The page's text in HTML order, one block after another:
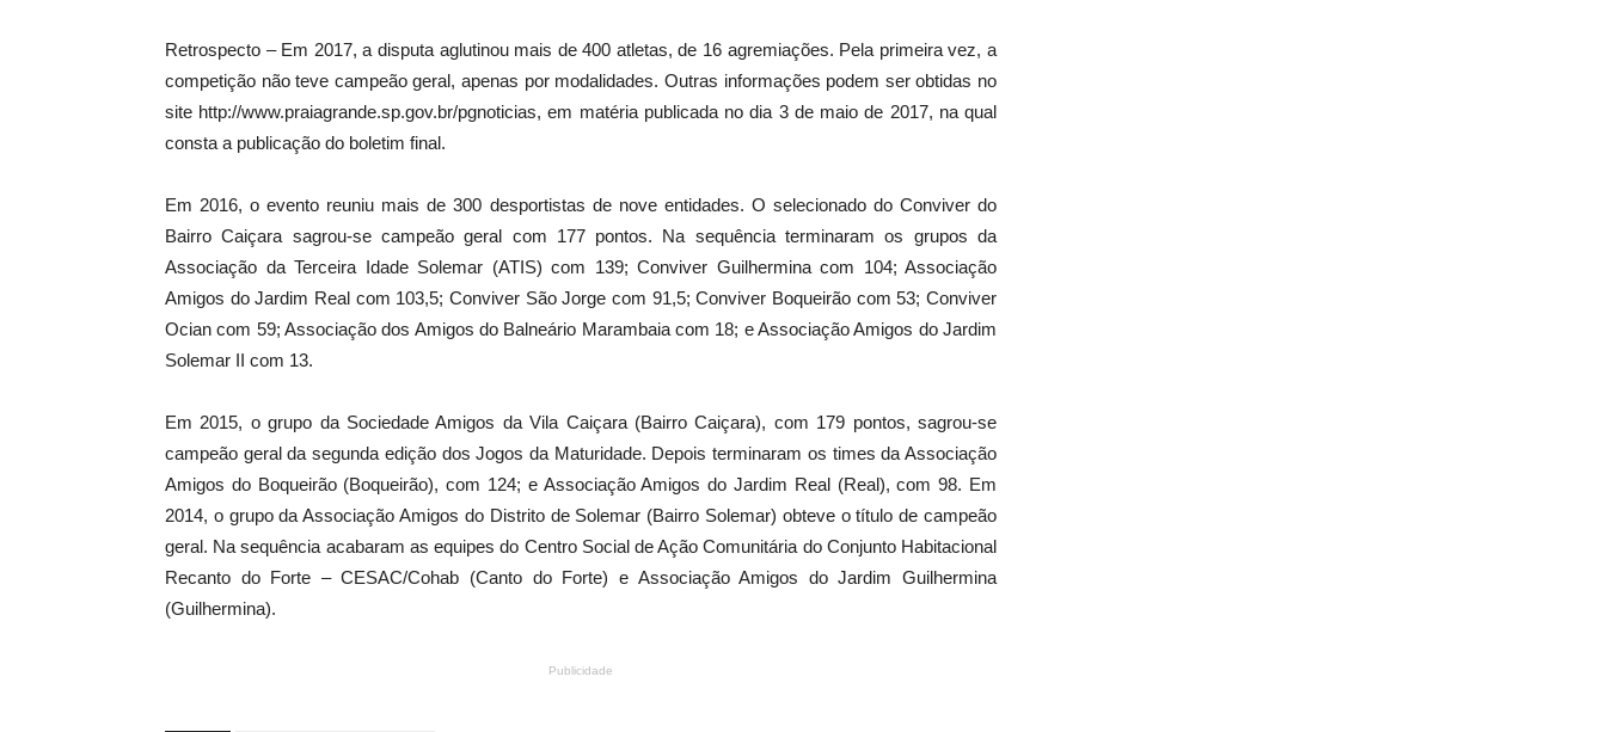
Retrospecto – Em 2017, a disputa aglutinou mais de 400 atletas, de 16 agremiações. Pela primeira vez, a
competição não teve campeão geral, apenas por modalidades. Outras informações podem ser obtidas no
site http://www.praiagrande.sp.gov.br/pgnoticias, em matéria publicada no dia 3 de maio de 2017, na qual
consta a publicação do boletim final.
Em 2016, o evento reuniu mais de 300 desportistas de nove entidades. O selecionado do Conviver do
Bairro Caiçara sagrou-se campeão geral com 177 pontos. Na sequência terminaram os grupos da
Associação da Terceira Idade Solemar (ATIS) com 139; Conviver Guilhermina com 104; Associação
Amigos do Jardim Real com 103,5; Conviver São Jorge com 91,5; Conviver Boqueirão com 53; Conviver
Ocian com 59; Associação dos Amigos do Balneário Marambaia com 18; e Associação Amigos do Jardim
Solemar II com 13.
Em 2015, o grupo da Sociedade Amigos da Vila Caiçara (Bairro Caiçara), com 179 pontos, sagrou-se
campeão geral da segunda edição dos Jogos da Maturidade. Depois terminaram os times da Associação
Amigos do Boqueirão (Boqueirão), com 124; e Associação Amigos do Jardim Real (Real), com 98. Em
2014, o grupo da Associação Amigos do Distrito de Solemar (Bairro Solemar) obteve o título de campeão
geral. Na sequência acabaram as equipes do Centro Social de Ação Comunitária do Conjunto Habitacional
Recanto do Forte – CESAC/Cohab (Canto do Forte) e Associação Amigos do Jardim Guilhermina
(Guilhermina).
Publicidade